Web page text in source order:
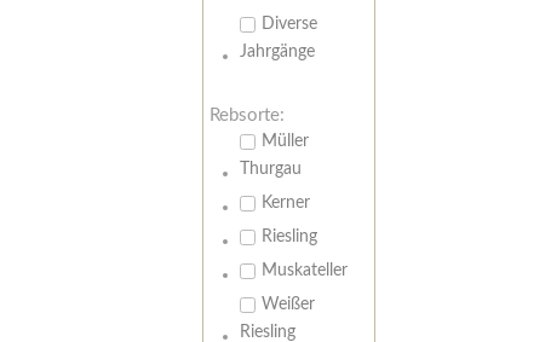
Diverse
Jahrgänge
Rebsorte:
Müller
Thurgau
Kerner
Riesling
Muskateller
Weißer
Riesling